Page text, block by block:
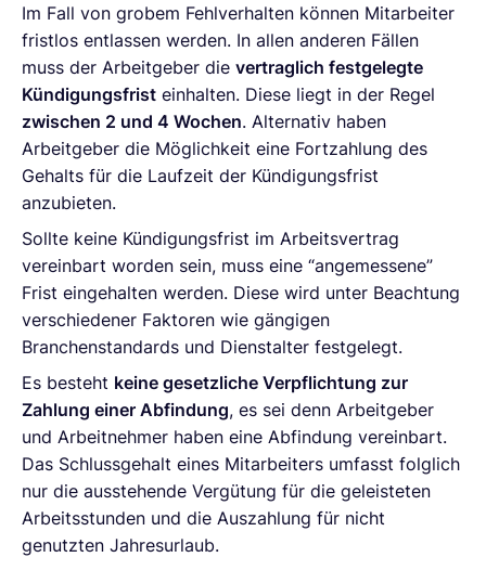
Im Fall von grobem Fehlverhalten können Mitarbeiter
fristlos entlassen werden. In allen anderen Fällen
muss der Arbeitgeber die vertraglich festgelegte
Kündigungsfrist einhalten. Diese liegt in der Regel
zwischen 2 und 4 Wochen. Alternativ haben
Arbeitgeber die Möglichkeit eine Fortzahlung des
Gehalts für die Laufzeit der Kündigungsfrist
anzubieten.
Sollte keine Kündigungsfrist im Arbeitsvertrag
vereinbart worden sein, muss eine “angemessene”
Frist eingehalten werden. Diese wird unter Beachtung
verschiedener Faktoren wie gängigen
Branchenstandards und Dienstalter festgelegt.
Es besteht keine gesetzliche Verpflichtung zur
Zahlung einer Abfindung, es sei denn Arbeitgeber
und Arbeitnehmer haben eine Abfindung vereinbart.
Das Schlussgehalt eines Mitarbeiters umfasst folglich
nur die ausstehende Vergütung für die geleisteten
Arbeitsstunden und die Auszahlung für nicht
genutzten Jahresurlaub.